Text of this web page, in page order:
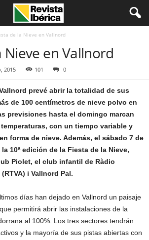
de la Nieve en Vallnord
Nieve en Vallnord
2015 101 0
prevé abrir la totalidad de sus
de 100 centímetros de nieve polvo en
previsiones hasta el domingo marcan
con un tiempo variable y
forma de nieve. Además, el sábado 7 de
10ª edición de la Fiesta de la Nieve,
Piolet, el club infantil de Ràdio
i Vallnord Pal.
días han dejado en Vallnord un paisaje
permitirá abrir las instalaciones de la
al 100%. Los tres sectores tendrán
y la mayoría de sus pistas abiertas con